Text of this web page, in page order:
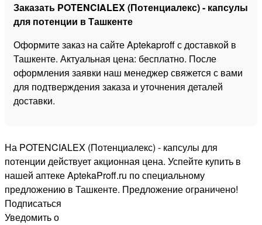
Заказать POTENCIALEX (Потенциалекс) - капсулы
для потенции в Ташкенте
Оформите заказ на сайте Aptekaproff с доставкой в
Ташкенте. Актуальная цена: бесплатно. После
оформления заявки наш менеджер свяжется с вами
для подтверждения заказа и уточнения деталей
доставки.
На POTENCIALEX (Потенциалекс) - капсулы для
потенции действует акционная цена. Успейте купить в
нашей аптеке AptekaProff.ru по специальному
предложению в Ташкенте. Предложение ограничено!
Подписаться
Уведомить о